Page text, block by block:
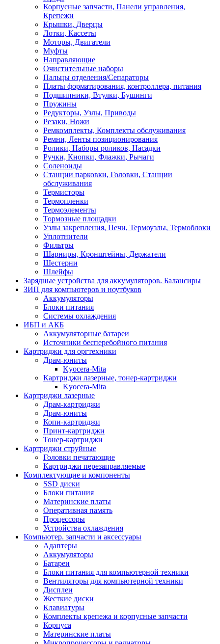
Корпусные запчасти, Панели управления,
Крепежи
Крышки, Дверцы
Лотки, Кассеты
Моторы, Двигатели
Муфты
Направляющие
Очистительные наборы
Пальцы отделения/Сепараторы
Платы форматирования, контроллера, питания
Подшипники, Втулки, Бушинги
Пружины
Редукторы, Узлы, Приводы
Резаки, Ножи
Ремкомплекты, Комплекты обслуживания
Ремни, Ленты позиционирования
Ролики, Наборы роликов, Насадки
Ручки, Кнопки, Флажки, Рычаги
Соленоиды
Станции парковки, Головки, Станции
обслуживания
Термисторы
Термопленки
Термоэлементы
Тормозные площадки
Узлы закрепления, Печи, Термоузлы, Термоблоки
Уплотнители
Фильтры
Шарниры, Кронштейны, Держатели
Шестерни
Шлейфы
Зарядные устройства для аккумуляторов. Балансиры
ЗИП для компьютеров и ноутбуков
Аккумуляторы
Блоки питания
Системы охлаждения
ИБП и АКБ
Аккумуляторные батареи
Источники бесперебойного питания
Картриджи для оргтехники
Драм-юниты
Kyocera-Mita
Картриджи лазерные, тонер-картриджи
Kyocera-Mita
Картриджи лазерные
Драм-картриджи
Драм-юниты
Копи-картриджи
Принт-картриджи
Тонер-картриджи
Картриджи струйные
Головки печатающие
Картриджи перезаправляемые
Комплектующие и компоненты
SSD диски
Блоки питания
Материнские платы
Оперативная память
Процессоры
Устройства охлаждения
Компьютер. запчасти и аксессуары
Адаптеры
Аккумуляторы
Батареи
Блоки питания для компьютерной техники
Вентиляторы для компьютерной техники
Дисплеи
Жесткие диски
Клавиатуры
Комплекты крепежа и корпусные запчасти
Корпуса
Материнские платы